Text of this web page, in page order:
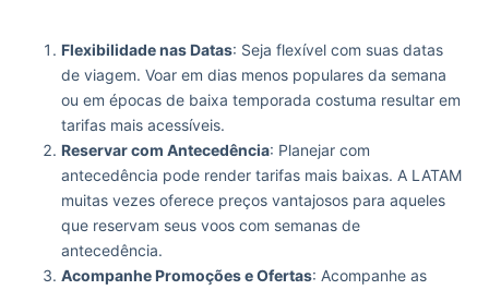
Flexibilidade nas Datas: Seja flexível com suas datas
de viagem. Voar em dias menos populares da semana
ou em épocas de baixa temporada costuma resultar em
tarifas mais acessíveis.
Reservar com Antecedência: Planejar com
antecedência pode render tarifas mais baixas. A LATAM
muitas vezes oferece preços vantajosos para aqueles
que reservam seus voos com semanas de
antecedência.
Acompanhe Promoções e Ofertas: Acompanhe as